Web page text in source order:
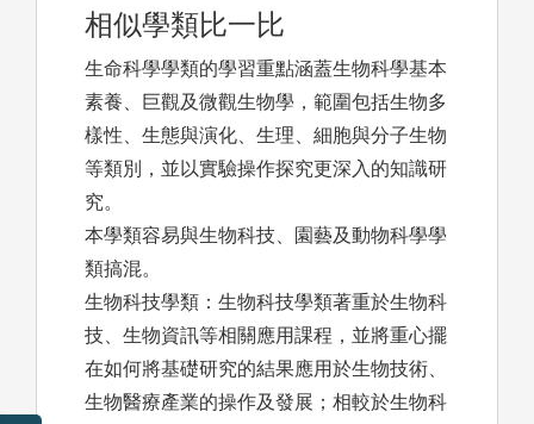
相似學類比一比
生命科學學類的學習重點涵蓋生物科學基本
素養、巨觀及微觀生物學，範圍包括生物多
樣性、生態與演化、生理、細胞與分子生物
等類別，並以實驗操作探究更深入的知識研
究。
本學類容易與生物科技、園藝及動物科學學
類搞混。
生物科技學類：生物科技學類著重於生物科
技、生物資訊等相關應用課程，並將重心擺
在如何將基礎研究的結果應用於生物技術、
生物醫療產業的操作及發展；相較於生物科